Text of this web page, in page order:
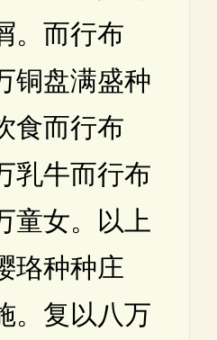
。而行布
铜盘满盛种
食而行布
乳牛而行布
童女。以上
珞种种庄
。复以八万